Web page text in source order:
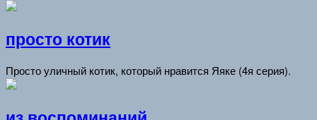
просто котик
Просто уличный котик, который нравится Яяке (4я серия).